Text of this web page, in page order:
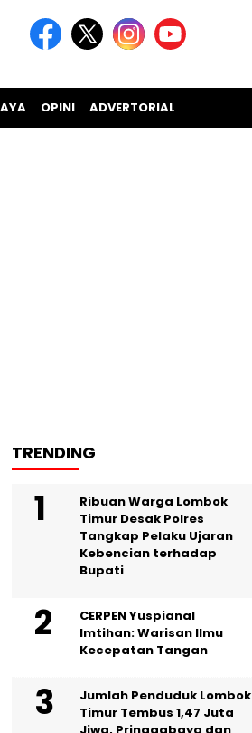
OPINI ADVERTORIAL
TRENDING
Ribuan Warga Lombok
Timur Desak Polres
Tangkap Pelaku Ujaran
Kebencian terhadap
Bupati
CERPEN Yuspianal
Imtihan: Warisan Ilmu
Kecepatan Tangan
Jumlah Penduduk Lombok
Timur Tembus 1,47 Juta